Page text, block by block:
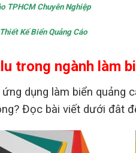
TPHCM Chuyên Nghiệp
Kế Biển Quảng Cáo
trong ngành làm
dụng làm biển quảng
Đọc bài viết dưới đât